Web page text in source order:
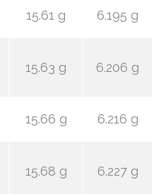
15.61 g 6.195 g
15.63 g 6.206 g
15.66 g 6.216 g
15.68 g 6.227 g